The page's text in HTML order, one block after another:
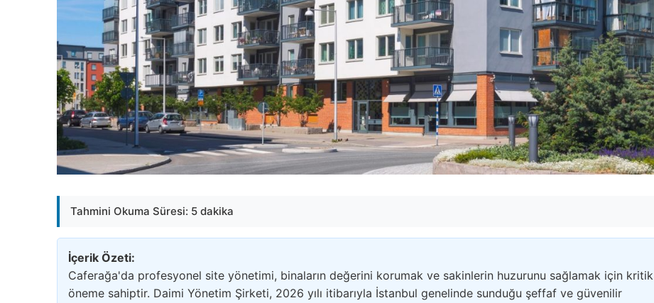
Tahmini Okuma Süresi: 5 dakika
İçerik Özeti:
Caferağa'da profesyonel site yönetimi, binaların değerini korumak ve sakinlerin huzurunu sağlamak için kritik
öneme sahiptir. Daimi Yönetim Şirketi, 2026 yılı itibarıyla İstanbul genelinde sunduğu şeffaf ve güvenilir